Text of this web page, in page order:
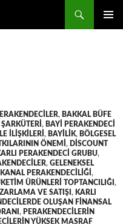
, BAKKAL BÜFE
, BAYI PERAKENDECI
ILIŞKILERI , BAYILIK, BÖLGESEL
ÖNEMI , DISCOUNT
PERAKENDECI GRUBU,
, GELENEKSEL
PERAKENDECILIĞI ,
ÜRÜNLERI TOPTANCILIĞI ,
VE SATIŞI , KARLI
OLUŞAN FINANSAL
, PERAKENDECILERIN
YÜKSEK MASRAF